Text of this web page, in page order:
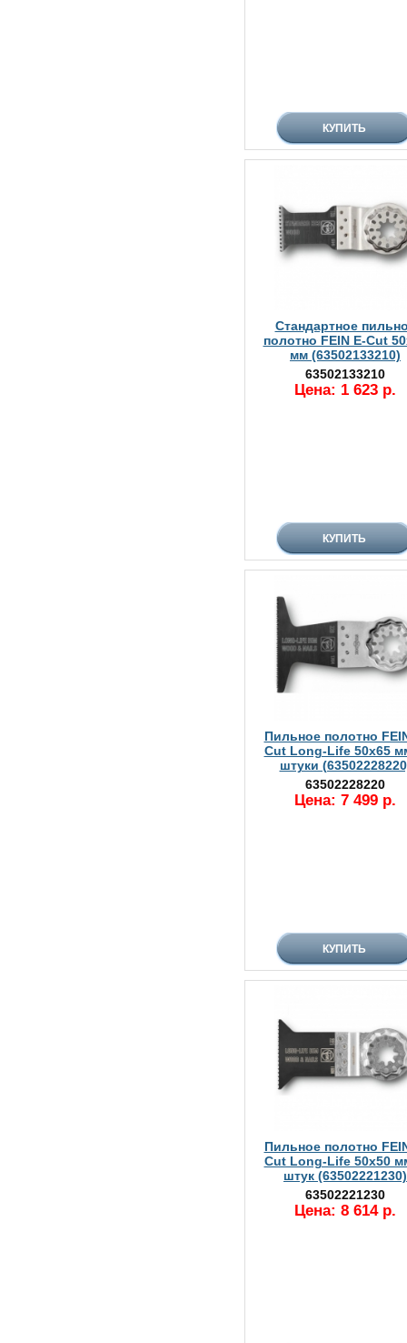
Стандартное
полотно FEIN E-Cut
мм (63502133210)
63502133210
Цена: 1 623 р.
Пильное полотно
Cut Long-Life 50x65
штуки
63502228220
Цена: 7 499 р.
Пильное полотно
Cut Long-Life 50x50
штук (63502221230)
63502221230
Цена: 8 614 р.